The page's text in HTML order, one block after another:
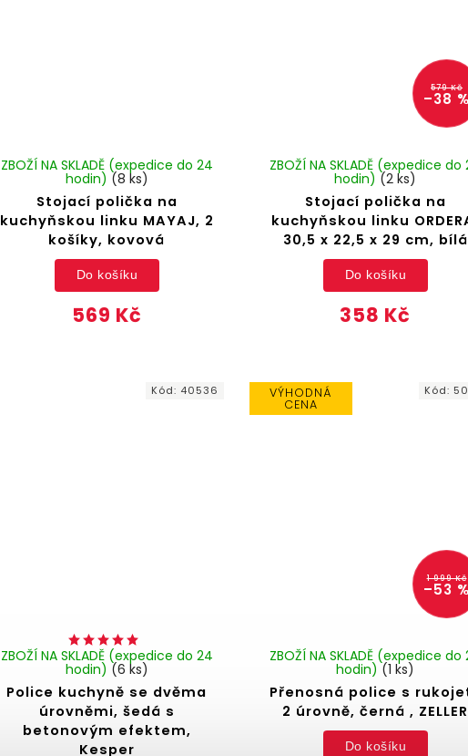
Stojací polička na
kuchyňskou linku MAYAJ, 2
košíky, kovová
ZBOŽÍ NA SKLADĚ (expedice do 24
hodin) (8 ks)
569 Kč
Do košíku
579 Kč
–38
Stojací polička na
kuchyňskou linku
30,5 x 22,5 x 29 cm, bílá
ZBOŽÍ NA SKLADĚ (expedice do
hodin) (2 ks)
358 Kč
Do košíku
Police kuchyně se dvěma
úrovněmi, šedá s
betonovým efektem,
Kesper
ZBOŽÍ NA SKLADĚ (expedice do 24
hodin) (6 ks)
Kód: 40536 VÝHODNÁ
CENA
1 999 Kč
–53
Přenosná police s
2 úrovně, černá , ZELLER
ZBOŽÍ NA SKLADĚ (expedice do
hodin)(1 ks)
Do košíku
Kód: